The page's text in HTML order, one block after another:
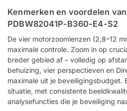
Kenmerken en voordelen
PDBW82041P-B360-E4-S2
De vier motorzoomlenzen (2,8–12
maximale controle. Zoom in op
breder gebied af – volledig op
behuizing, vier perspectieven en
maximale uit je beveiligingsbudget.
situatie, met consistente
analysefuncties die je beveiliging